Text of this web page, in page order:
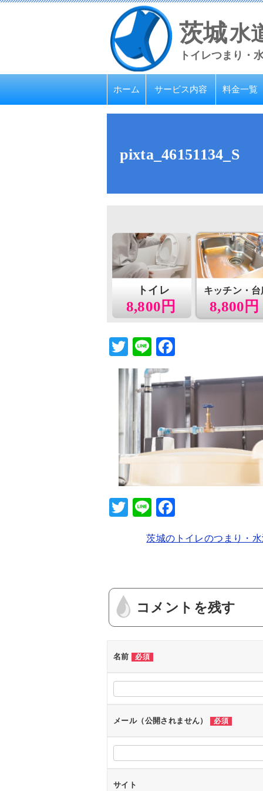
茨城水
トイレつまり・
ホーム サービス内容 料金一覧
pixta_46151134_S
8,800円
トイレ
8,800円
キッチン・
T
wi
tt
er
Li
n
e c
e
b
o
o
k
T
Li
e c
b
o
o
茨城のトイレのつまり・
コメントを残す
名前 必須
メール（公開されません） 必須
サイト